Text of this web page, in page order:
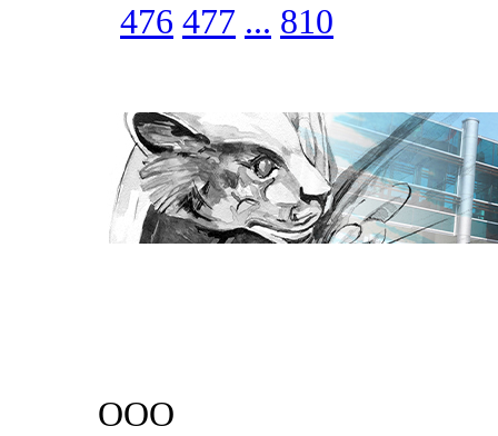
476 477 ... 810
ООО